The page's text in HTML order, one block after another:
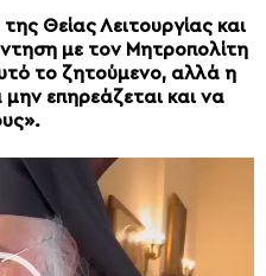
Θείας Λειτουργίας και
με τον Μητροπολίτη
το ζητούμενο, αλλά η
επηρεάζεται και να